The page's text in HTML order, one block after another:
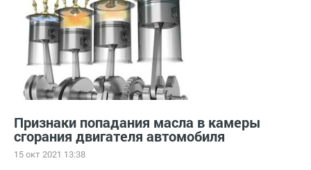
Признаки попадания масла в камеры
сгорания двигателя автомобиля
15 окт 2021 13:38